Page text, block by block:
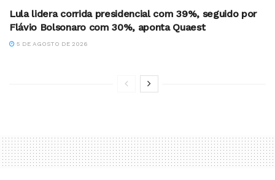
Lula lidera corrida presidencial com 39%, seguido por
Flávio Bolsonaro com 30%, aponta Quaest
5 DE AGOSTO DE 2026